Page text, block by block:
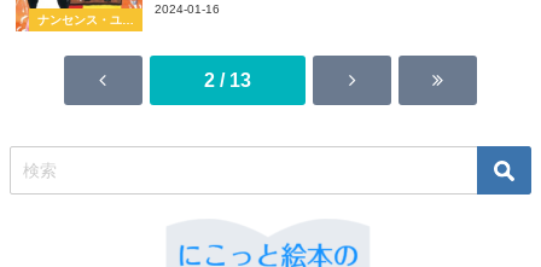
ナンセンス・ユー
2024-01-16
2 / 13